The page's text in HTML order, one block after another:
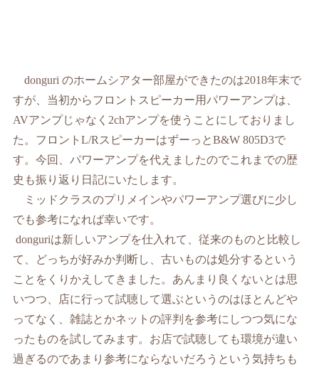
donguriのホームシアター部屋ができたのは2018年末で
すが、当初からフロントスピーカー用パワーアンプは、
AVアンプじゃなく2chアンプを使うことにしておりまし
た。フロントL/RスピーカーはずーっとB&W 805D3で
す。今回、パワーアンプを代えましたのでこれまでの歴
史も振り返り日記にいたします。
ミッドクラスのプリメインやパワーアンプ選びに少し
でも参考になれば幸いです。
donguriは新しいアンプを仕入れて、従来のものと比較し
て、どっちが好みか判断し、古いものは処分するという
ことをくりかえしてきました。あんまり良くないとは思
いつつ、店に行って試聴して選ぶというのはほとんどや
ってなく、雑誌とかネットの評判を参考にしつつ気にな
ったものを試してみます。お店で試聴しても環境が違い
過ぎるのであまり参考にならないだろうという気持ちも